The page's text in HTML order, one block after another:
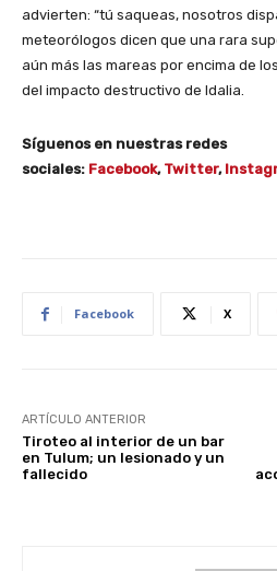
advierten: “tú saqueas, nosotros
meteorólogos dicen que una rara
aún más las mareas por encima de
del impacto destructivo de Idalia.
Síguenos en nuestras redes
sociales: Facebook, Twitter,
Facebook X
ARTÍCULO ANTERIOR
Tiroteo al interior de un bar
en Tulum; un lesionado y un
fallecido